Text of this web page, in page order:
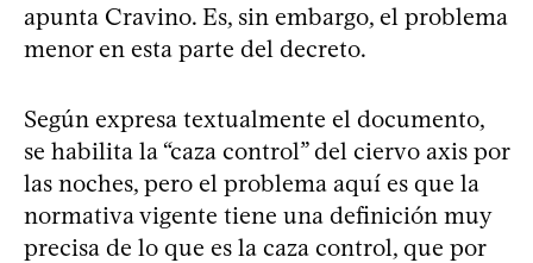
apunta Cravino. Es, sin embargo, el problema
menor en esta parte del decreto.
Según expresa textualmente el documento,
se habilita la “caza control” del ciervo axis por
las noches, pero el problema aquí es que la
normativa vigente tiene una definición muy
precisa de lo que es la caza control, que por